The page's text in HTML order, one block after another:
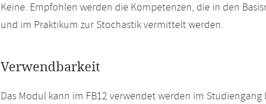
Keine. Empfohlen werden die Kompetenzen, die in den
und im Praktikum zur Stochastik vermittelt werden.
Verwendbarkeit
Das Modul kann im FB12 verwendet werden im